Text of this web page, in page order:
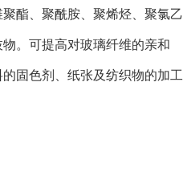
酯、聚酰胺、聚烯烃、聚氯乙
。可提高对玻璃纤维的亲和
固色剂、纸张及纺织物的加工